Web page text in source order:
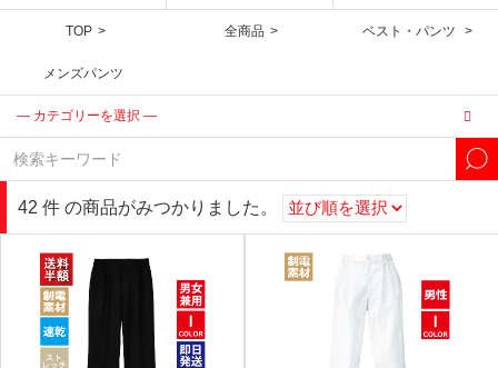
TOP 全商品 ベスト・パンツ
メンズパンツ
42 件 の商品がみつかりました。